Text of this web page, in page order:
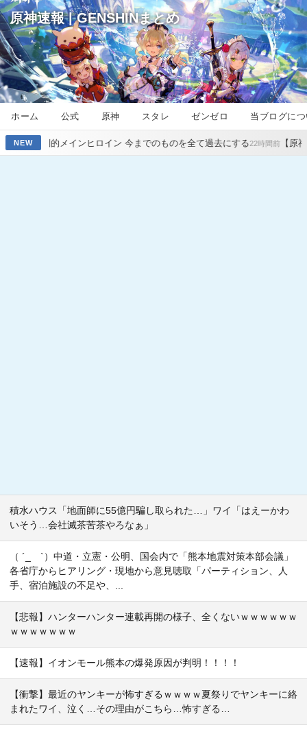
原神速報 | GENSHINまとめ
ホーム 公式 原神 スタレ ゼンゼロ 当ブログに
NEW
ンヒロイン 今までのものを全て過去にする22時間前【原神】シンプルにモ
積水ハウス「地面師に55億円騙し取られた…」ワイ「はえーかわ
いそう…会社滅茶苦茶やろなぁ」
（ ´_ゝ`）中道・立憲・公明、国会内で「熊本地震対策本部会議」
各省庁からヒアリング・現地から意見聴取「パーティション、人
手、宿泊施設の不足や、...
【悲報】ハンターハンター連載再開の様子、全くないｗｗｗｗｗｗ
ｗｗｗｗｗｗｗ
【速報】イオンモール熊本の爆発原因が判明！！！！
【衝撃】最近のヤンキーが怖すぎるｗｗｗｗ夏祭りでヤンキーに絡
まれたワイ、泣く…その理由がこちら…怖すぎる…